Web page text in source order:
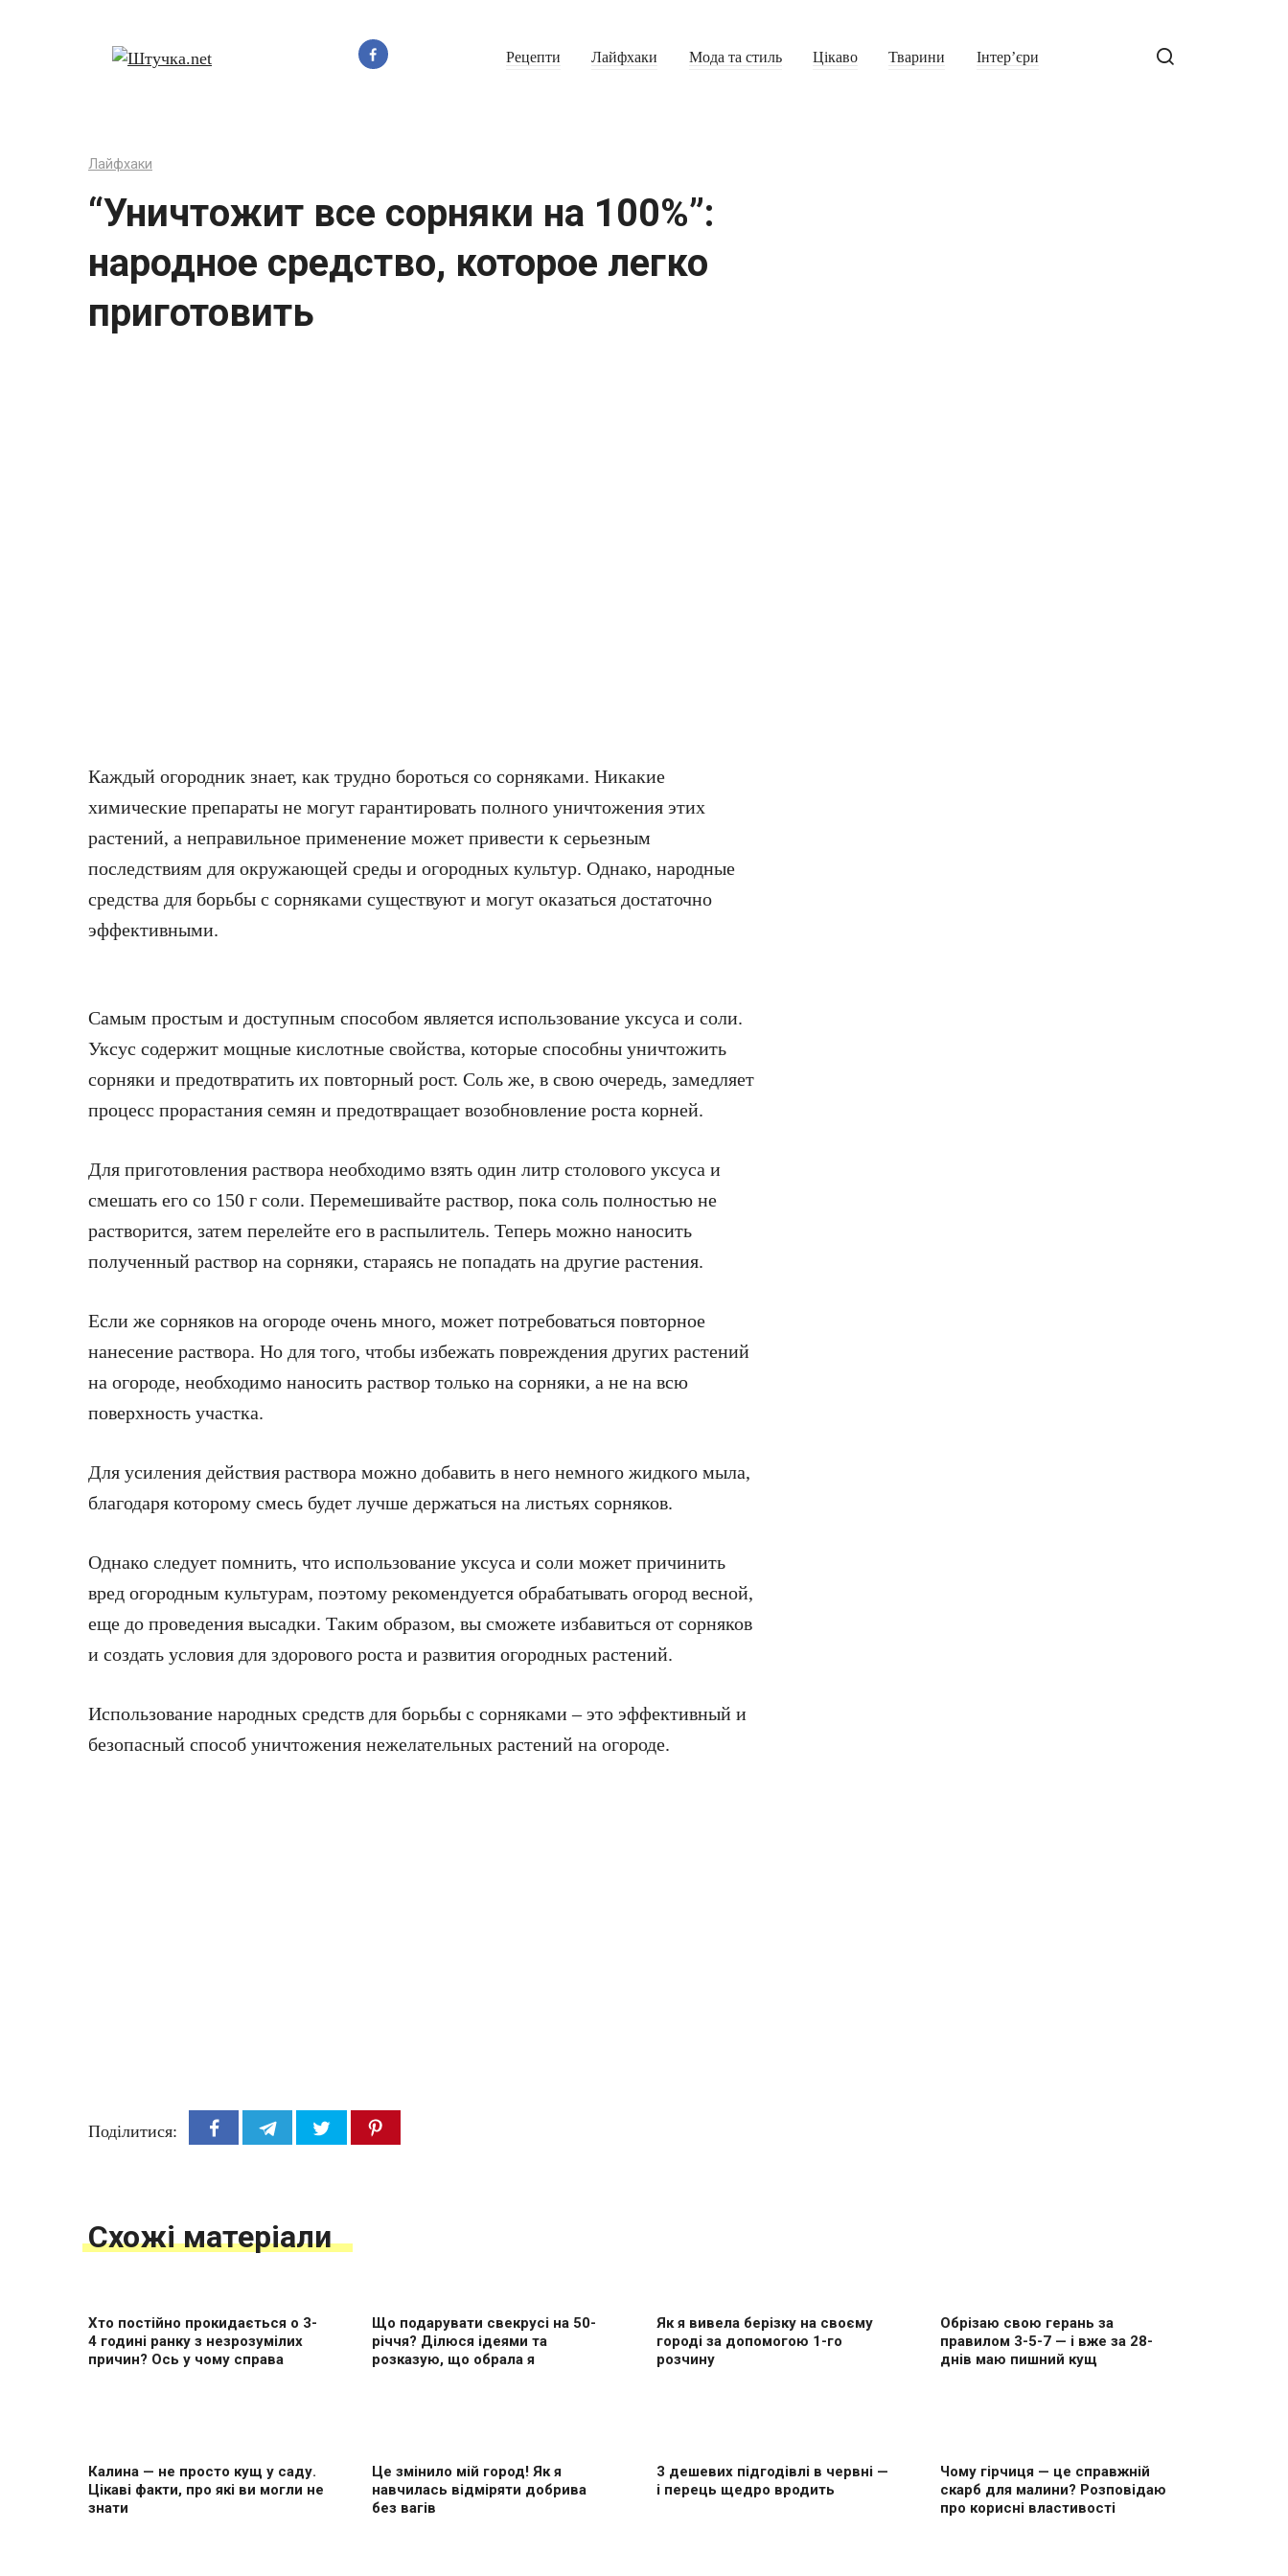
Рецепти Лайфхаки Мода та стиль Цікаво Тварини Інтер’єри
Лайфхаки
“Уничтoжит все сорняки на 100%”:
народное средство, которое легко
приготовить
Каждый огородник знает, как трудно бороться со сорняками. Никакие
химические препараты не могут гарантировать полного уничтожения этих
растений, а неправильное применение может привести к серьезным
последствиям для окружающей среды и огородных культур. Однако, народные
средства для борьбы с сорняками существуют и могут оказаться достаточно
эффективными.
Самым простым и доступным способом является использование уксуса и соли.
Уксус содержит мощные кислотные свойства, которые способны уничтожить
сорняки и предотвратить их повторный рост. Соль же, в свою очередь, замедляет
процесс прорастания семян и предотвращает возобновление роста корней.
Для приготовления раствора необходимо взять один литр столового уксуса и
смешать его со 150 г соли. Перемешивайте раствор, пока соль полностью не
растворится, затем перелейте его в распылитель. Теперь можно наносить
полученный раствор на сорняки, стараясь не попадать на другие растения.
Если же сорняков на огороде очень много, может потребоваться повторное
нанесение раствора. Но для того, чтобы избежать повреждения других растений
на огороде, необходимо наносить раствор только на сорняки, а не на всю
поверхность участка.
Для усиления действия раствора можно добавить в него немного жидкого мыла,
благодаря которому смесь будет лучше держаться на листьях сорняков.
Однако следует помнить, что использование уксуса и соли может причинить
вред огородным культурам, поэтому рекомендуется обрабатывать огород весной,
еще до проведения высадки. Таким образом, вы сможете избавиться от сорняков
и создать условия для здорового роста и развития огородных растений.
Использование народных средств для борьбы с сорняками – это эффективный и
безопасный способ уничтожения нежелательных растений на огороде.
Поділитися:
Схожі матеріали
Хто постійно прокидається о 3-
4 годині ранку з незрозумілих
причин? Ось у чому справа
Що подарувати свекрусі на 50-
річчя? Ділюся ідеями та
розказую, що обрала я
Як я вивела берізку на своєму
городі за допомогою 1-го
розчину
Обрізаю свою герань за
правилом 3-5-7 — і вже за 28-
днів маю пишний кущ
Калина — не просто кущ у саду.
Цікаві факти, про які ви могли не
знати
Це змінило мій город! Як я
навчилась відміряти добрива
без вагів
3 дешевих підгодівлі в червні —
і перець щедро вродить
Чому гірчиця — це справжній
скарб для малини? Розповідаю
про корисні властивості